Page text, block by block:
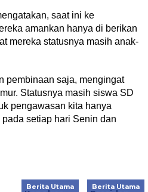
saat ini ke
amankan hanya di berikan
mereka statusnya masih anak-
pembinaan saja, mengingat
Statusnya masih siswa SD
pengawasan kita hanya
setiap hari Senin dan
Berita Utama Berita Utama